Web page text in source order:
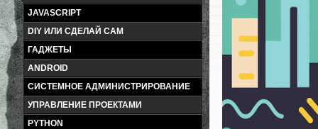
JAVASCRIPT
DIY ИЛИ СДЕЛАЙ САМ
ГАДЖЕТЫ
ANDROID
СИСТЕМНОЕ АДМИНИСТРИРОВАНИЕ
УПРАВЛЕНИЕ ПРОЕКТАМИ
PYTHON